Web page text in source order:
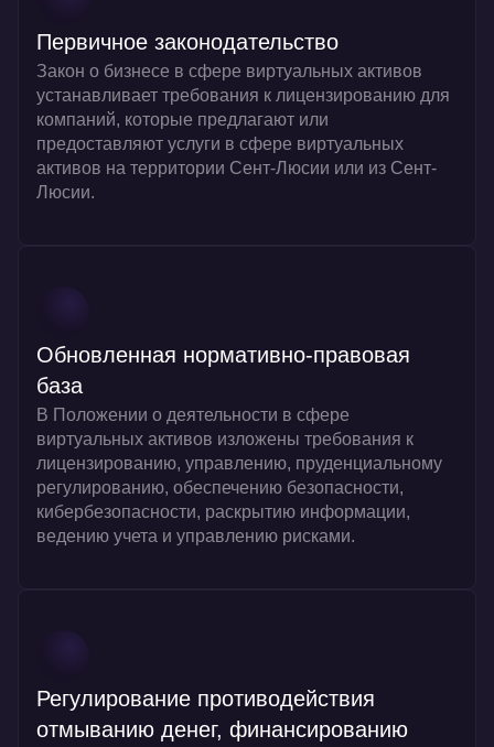
Первичное законодательство
Закон о бизнесе в сфере виртуальных активов
устанавливает требования к лицензированию для
компаний, которые предлагают или
предоставляют услуги в сфере виртуальных
активов на территории Сент-Люсии или из Сент-
Люсии.
Обновленная нормативно-правовая
база
В Положении о деятельности в сфере
виртуальных активов изложены требования к
лицензированию, управлению, пруденциальному
регулированию, обеспечению безопасности,
кибербезопасности, раскрытию информации,
ведению учета и управлению рисками.
Регулирование противодействия
отмыванию денег, финансированию